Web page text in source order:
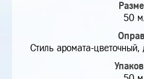
50
Стиль аромата-